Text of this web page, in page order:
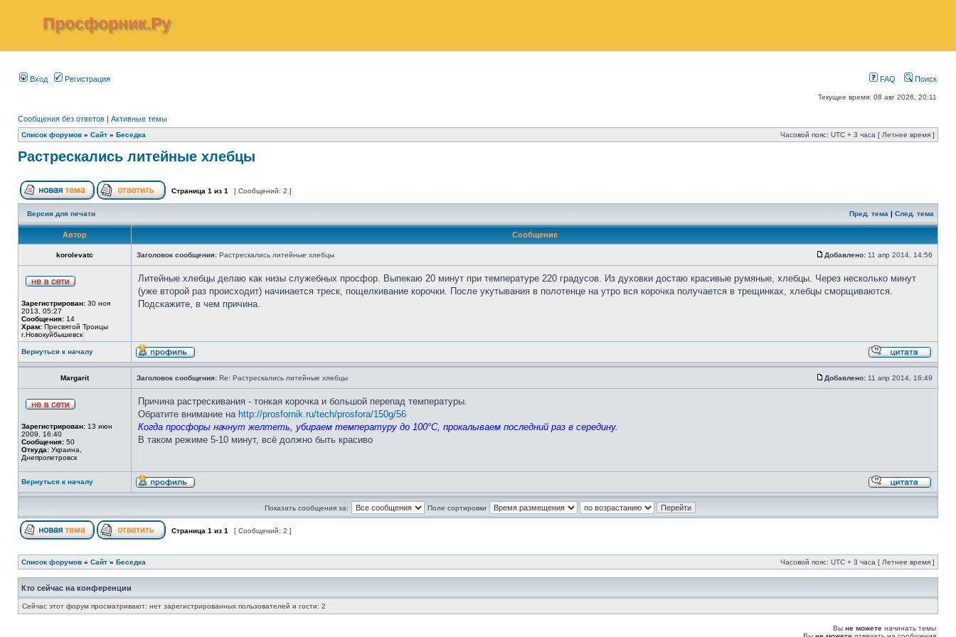
Просфорник.Ру
Вход Регистрация FAQ Поиск
Текущее время: 08 авг 2026, 20:11
Сообщения без ответов | Активные темы
Список форумов » Сайт » Беседка Часовой пояс: UTC + 3 часа [ Летнее время ]
Растрескались литейные хлебцы
Страница 1 из 1 [ Сообщений: 2 ]
Версия для печати Пред. тема | След. тема
Автор Сообщение
korolevatc Заголовок сообщения: Растрескались литейные хлебцы Добавлено: 11 апр 2014, 14:56
Зарегистрирован: 30 ноя
2013, 05:27
Сообщения: 14
Храм: Пресвятой Троицы
г.Новокуйбышевск
Литейные хлебцы делаю как низы служебных просфор. Выпекаю 20 минут при температуре 220 градусов. Из духовки достаю красивые румяные, хлебцы. Через несколько минут
(уже второй раз происходит) начинается треск, пощелкивание корочки. После укутывания в полотенце на утро вся корочка получается в трещинках, хлебцы сморщиваются.
Подскажите, в чем причина.
Вернуться к началу
Margarit Заголовок сообщения: Re: Растрескались литейные хлебцы Добавлено: 11 апр 2014, 16:49
Зарегистрирован: 13 июн
2009, 16:40
Сообщения: 50
Откуда: Украина,
Днепропетровск
Причина растрескивания - тонкая корочка и большой перепад температуры.
Обратите внимание на http://prosfornik.ru/tech/prosfora/150g/56
Когда просфоры начнут желтеть, убираем температуру до 100°С, прокалываем последний раз в середину.
В таком режиме 5-10 минут, всё должно быть красиво
Вернуться к началу
Показать сообщения за: Поле сортировки
Страница 1 из 1 [ Сообщений: 2 ]
Список форумов » Сайт » Беседка Часовой пояс: UTC + 3 часа [ Летнее время ]
Кто сейчас на конференции
Сейчас этот форум просматривают: нет зарегистрированных пользователей и гости: 2
Вы не можете начинать темы